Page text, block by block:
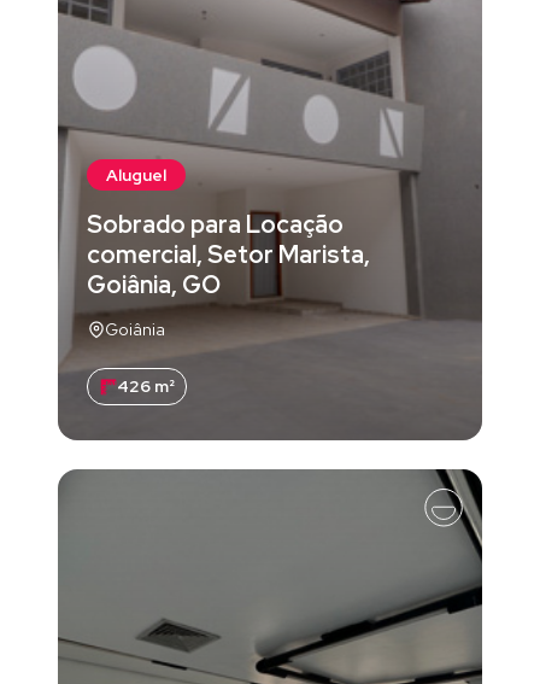
Aluguel
Sobrado para Locação
comercial, Setor Marista,
Goiânia, GO
Goiânia
426 m²